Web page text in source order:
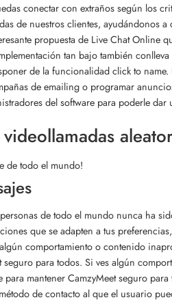
conectar con extraños según los
de nuestros clientes, ayudándonos
propuesta de Live Chat Online
tan bajo también
de la funcionalidad click to name.
de emailing o programar
del software para poderle dar
de todo el mundo!
de todo el mundo nunca ha
que se adapten a tus
comportamiento o contenido
para todos. Si ves algún
mantener CamzyMeet seguro
de contacto al que el usuario